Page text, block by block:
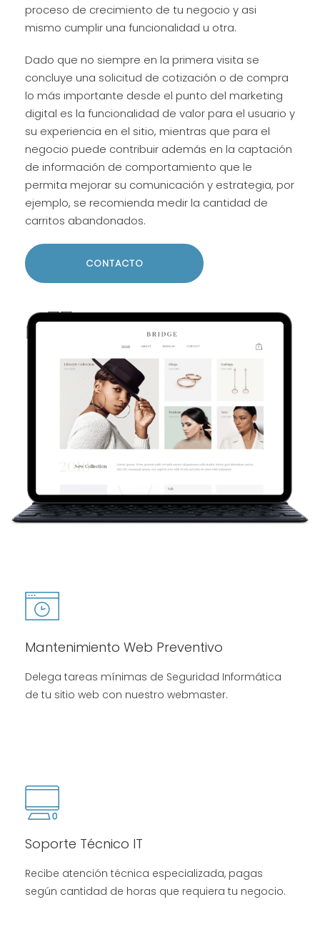
proceso de crecimiento de tu negocio y asi
mismo cumplir una funcionalidad u otra.
Dado que no siempre en la primera visita se
concluye una solicitud de cotización o de compra
lo más importante desde el punto del marketing
digital es la funcionalidad de valor para el usuario y
su experiencia en el sitio, mientras que para el
negocio puede contribuir además en la captación
de información de comportamiento que le
permita mejorar su comunicación y estrategia, por
ejemplo, se recomienda medir la cantidad de
carritos abandonados.
CONTACTO
Mantenimiento Web Preventivo
Delega tareas mínimas de Seguridad Informática
de tu sitio web con nuestro webmaster.
Soporte Técnico IT
Recibe atención técnica especializada, pagas
según cantidad de horas que requiera tu negocio.